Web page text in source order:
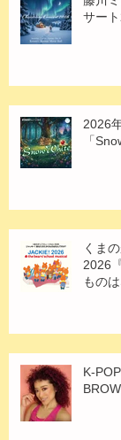
サー
2026
「
くま
2026
もの
K-